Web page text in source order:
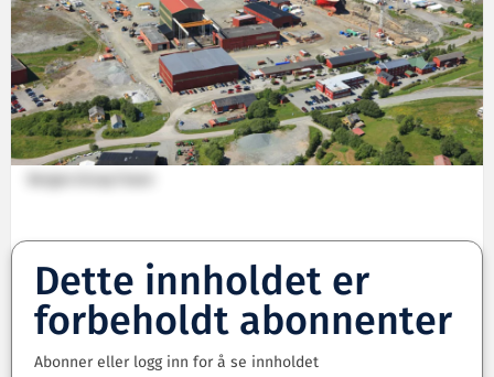
Dette innholdet er
forbeholdt abonnenter
Abonner eller logg inn for å se innholdet